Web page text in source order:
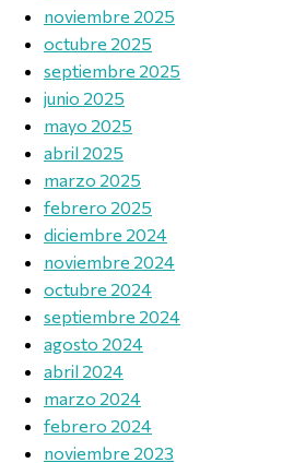
noviembre 2025
octubre 2025
septiembre 2025
junio 2025
mayo 2025
abril 2025
marzo 2025
febrero 2025
diciembre 2024
noviembre 2024
octubre 2024
septiembre 2024
agosto 2024
abril 2024
marzo 2024
febrero 2024
noviembre 2023